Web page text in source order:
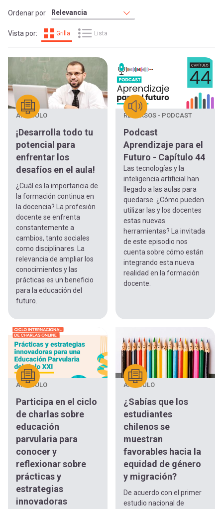
cuenta
Mobile]
Menú
entrar
mi
cuenta
la
navegación
Ordenar por
Vista por: Grilla Lista
ARTÍCULO
¡Desarrolla todo tu
potencial para
enfrentar los
desafíos en el aula!
¿Cuál es la importancia de
la formación continua en
la docencia? La profesión
docente se enfrenta
constantemente a
cambios, tanto sociales
como disciplinares. La
relevancia de ampliar los
conocimientos y las
prácticas es un beneficio
para la educación del
futuro.
RECURSOS - PODCAST
Podcast
Aprendizaje para el
Futuro - Capítulo 44
Las tecnologías y la
inteligencia artificial han
llegado a las aulas para
quedarse. ¿Cómo pueden
utilizar las y los docentes
estas nuevas
herramientas? La invitada
de este episodio nos
cuenta sobre cómo están
integrando esta nueva
realidad en la formación
docente.
ARTÍCULO
Participa en el ciclo
de charlas sobre
educación
parvularia para
conocer y
reflexionar sobre
prácticas y
estrategias
innovadoras
ARTÍCULO
¿Sabías que los
estudiantes
chilenos se
muestran
favorables hacia la
equidad de género
y migración?
De acuerdo con el primer
estudio nacional de